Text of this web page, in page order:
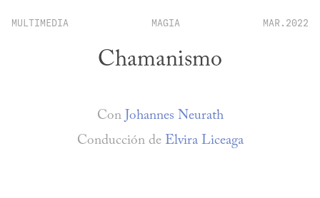
MULTIMEDIA MAGIA MAR.2022
Chamanismo
Con Johannes Neurath
Conducción de Elvira Liceaga